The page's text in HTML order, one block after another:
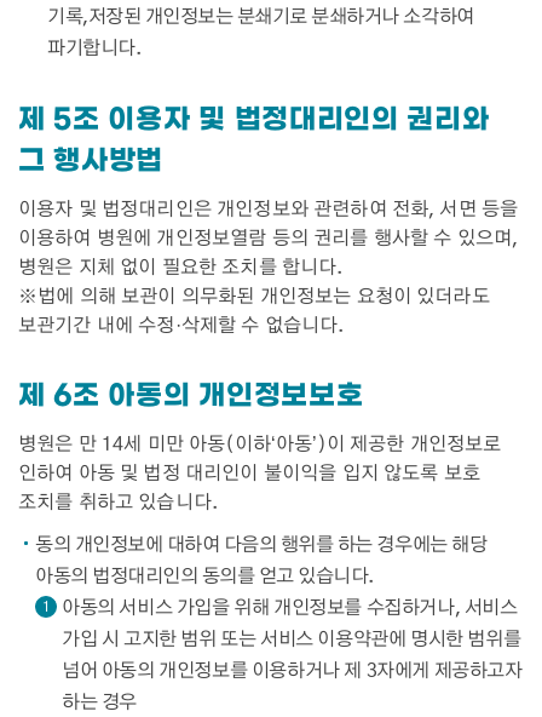
기록,저장된 개인정보는 분쇄기로 분쇄하거나 소각하여
파기합니다.
제 5조 이용자 및 법정대리인의 권리와
그 행사방법
이용자 및 법정대리인은 개인정보와 관련하여 전화, 서면 등을
이용하여 병원에 개인정보열람 등의 권리를 행사할 수 있으며,
병원은 지체 없이 필요한 조치를 합니다.
※법에 의해 보관이 의무화된 개인정보는 요청이 있더라도
보관기간 내에 수정·삭제할 수 없습니다.
제 6조 아동의 개인정보보호
병원은 만 14세 미만 아동(이하‘아동’)이 제공한 개인정보로
인하여 아동 및 법정 대리인이 불이익을 입지 않도록 보호
조치를 취하고 있습니다.
동의 개인정보에 대하여 다음의 행위를 하는 경우에는 해당
아동의 법정대리인의 동의를 얻고 있습니다.
1
아동의 서비스 가입을 위해 개인정보를 수집하거나, 서비스
가입 시 고지한 범위 또는 서비스 이용약관에 명시한 범위를
넘어 아동의 개인정보를 이용하거나 제 3자에게 제공하고자
하는 경우